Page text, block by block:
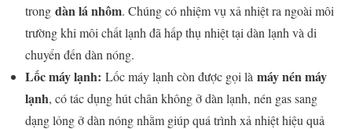
trong dàn lá nhôm. Chúng có nhiệm vụ xả nhiệt ra ngoài môi
trường khi môi chất lạnh đã hấp thụ nhiệt tại dàn lạnh và di
chuyển đến dàn nóng.
Lốc máy lạnh: Lốc máy lạnh còn được gọi là máy nén máy
lạnh, có tác dụng hút chân không ở dàn lạnh, nén gas sang
dạng lỏng ở dàn nóng nhằm giúp quá trình xả nhiệt hiệu quả